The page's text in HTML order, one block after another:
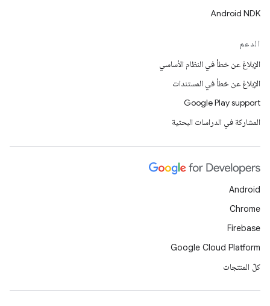
Android NDK
الدعم
الإبلاغ عن خطأ في النظام الأساسي
الإبلاغ عن خطأ في المستندات
Google Play support
المشاركة في الدراسات البحثية
Android
Chrome
Firebase
Google Cloud Platform
كلّ المنتجات